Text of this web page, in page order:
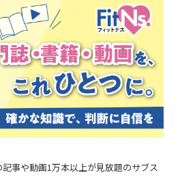
事や動画1万本以上が見放題のサブス